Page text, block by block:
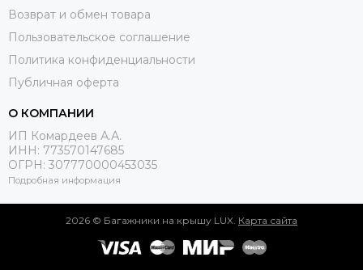
Возврат и обмен товара
Пользовательское соглашение
Политика конфиденциальности
Публичная оферта
О КОМПАНИИ
ИП Комардеев А.А.
ИНН: 773570147685
ОГРН: 307770000453035
Подробная информация
2026 © Багажники на крышу LUX. Карта сайта